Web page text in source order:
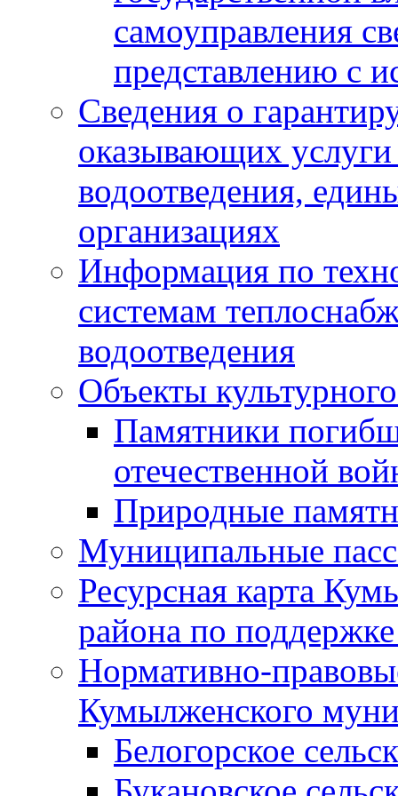
самоуправления
представлению с
Сведения о
оказывающих
водоотведения,
организациях
Информация по
системам
водоотведения
Объекты
Памятники
отечественной
Природные
Муниципальные
Ресурсная карта
района по
Нормативно-
Кумылженского
Белогорское